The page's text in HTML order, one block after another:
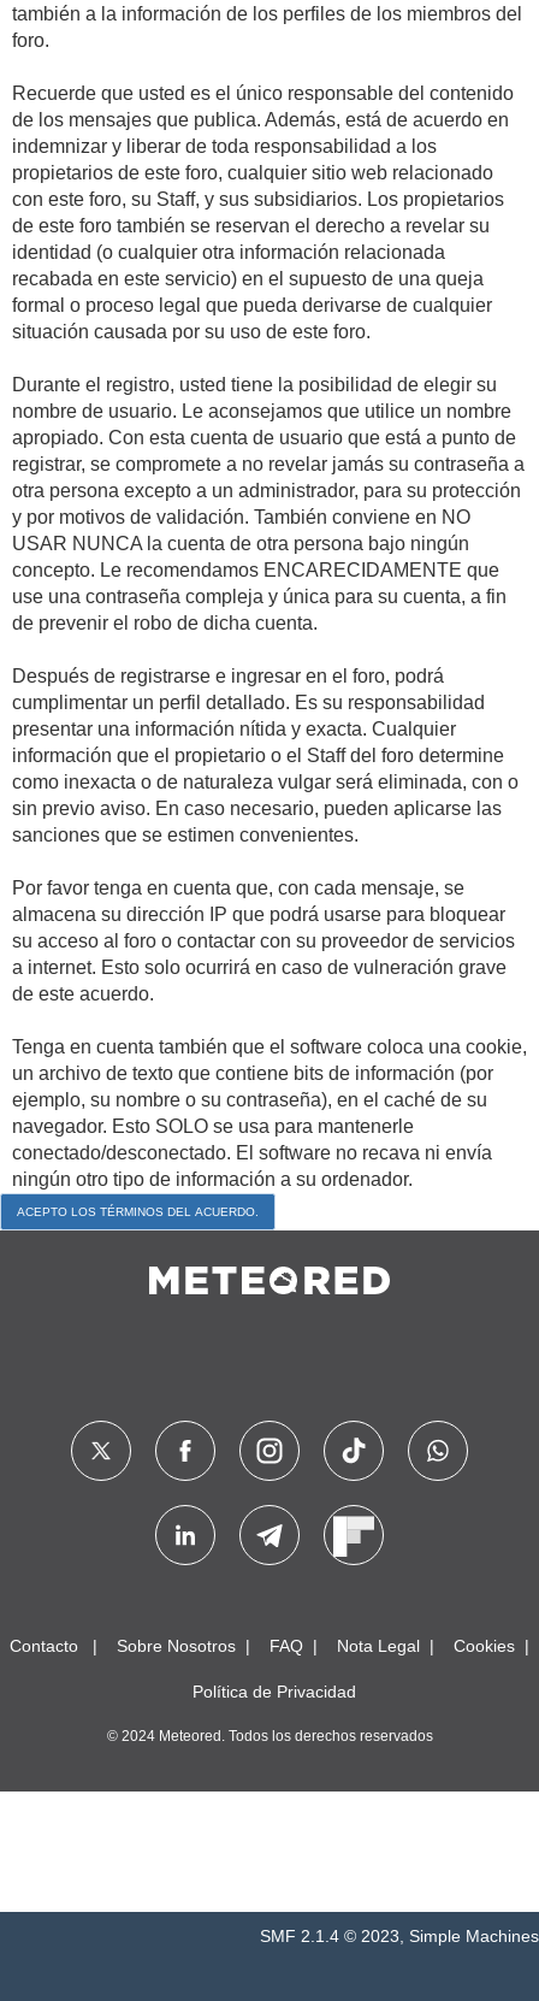
también a la información de los perfiles de los miembros del
foro.
Recuerde que usted es el único responsable del contenido
de los mensajes que publica. Además, está de acuerdo en
indemnizar y liberar de toda responsabilidad a los
propietarios de este foro, cualquier sitio web relacionado
con este foro, su Staff, y sus subsidiarios. Los propietarios
de este foro también se reservan el derecho a revelar su
identidad (o cualquier otra información relacionada
recabada en este servicio) en el supuesto de una queja
formal o proceso legal que pueda derivarse de cualquier
situación causada por su uso de este foro.
Durante el registro, usted tiene la posibilidad de elegir su
nombre de usuario. Le aconsejamos que utilice un nombre
apropiado. Con esta cuenta de usuario que está a punto de
registrar, se compromete a no revelar jamás su contraseña a
otra persona excepto a un administrador, para su protección
y por motivos de validación. También conviene en NO
USAR NUNCA la cuenta de otra persona bajo ningún
concepto. Le recomendamos ENCARECIDAMENTE que
use una contraseña compleja y única para su cuenta, a fin
de prevenir el robo de dicha cuenta.
Después de registrarse e ingresar en el foro, podrá
cumplimentar un perfil detallado. Es su responsabilidad
presentar una información nítida y exacta. Cualquier
información que el propietario o el Staff del foro determine
como inexacta o de naturaleza vulgar será eliminada, con o
sin previo aviso. En caso necesario, pueden aplicarse las
sanciones que se estimen convenientes.
Por favor tenga en cuenta que, con cada mensaje, se
almacena su dirección IP que podrá usarse para bloquear
su acceso al foro o contactar con su proveedor de servicios
a internet. Esto solo ocurrirá en caso de vulneración grave
de este acuerdo.
Tenga en cuenta también que el software coloca una cookie,
un archivo de texto que contiene bits de información (por
ejemplo, su nombre o su contraseña), en el caché de su
navegador. Esto SOLO se usa para mantenerle
conectado/desconectado. El software no recava ni envía
ningún otro tipo de información a su ordenador.
Contacto Sobre Nosotros FAQ Nota Legal Cookies
Política de Privacidad
© 2024 Meteored. Todos los derechos reservados
SMF 2.1.4 © 2023 Simple Machines